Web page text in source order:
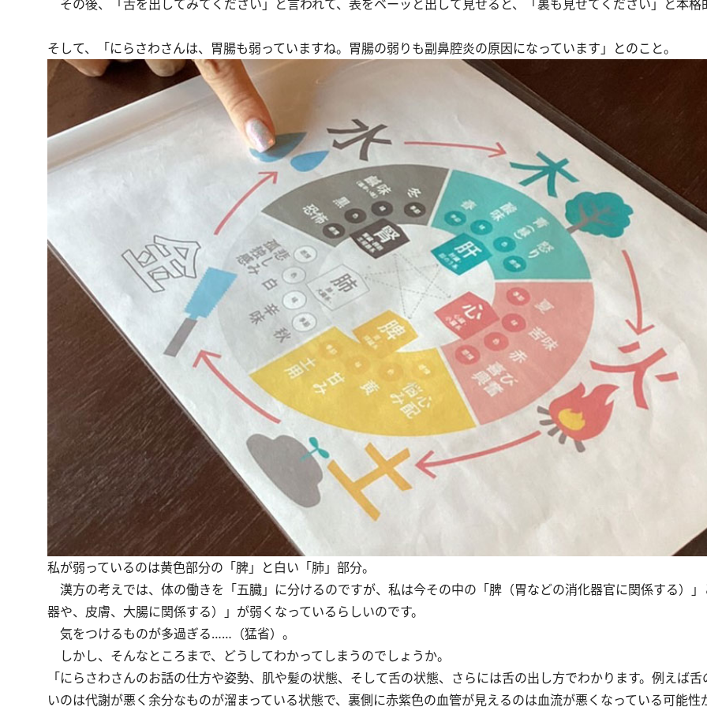
その後、「舌を出してみてください」と言われて、表をベーッと出して見せると、「裏も見せてください」と本格
そして、「にらさわさんは、胃腸も弱っていますね。胃腸の弱りも副鼻腔炎の原因になっています」とのこと。
私が弱っているのは黄色部分の「脾」と白い「肺」部分。
漢方の考えでは、体の働きを「五臓」に分けるのですが、私は今その中の「脾（胃などの消化器官に関係する）
器や、皮膚、大腸に関係する）」が弱くなっているらしいのです。
気をつけるものが多過ぎる……（猛省）。
しかし、そんなところまで、どうしてわかってしまうのでしょうか。
「にらさわさんのお話の仕方や姿勢、肌や髪の状態、そして舌の状態、さらには舌の出し方でわかります。例えば
いのは代謝が悪く余分なものが溜まっている状態で、裏側に赤紫色の血管が見えるのは血流が悪くなっている可能性